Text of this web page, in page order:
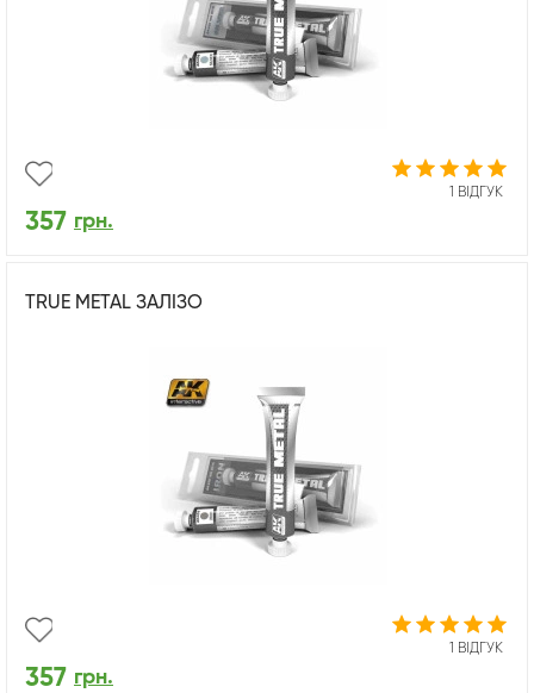
1 ВІДГУК
357 грн.
TRUE METAL ЗАЛІЗО
1 ВІДГУК
357 грн.